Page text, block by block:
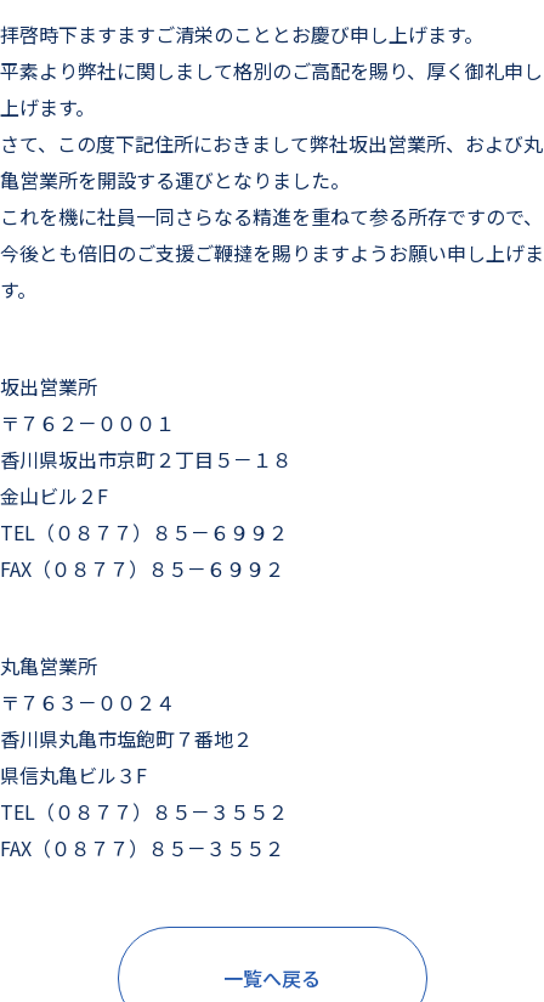
拝啓時下ますますご清栄のこととお慶び申し上げます。
平素より弊社に関しまして格別のご高配を賜り、厚く御礼申し
上げます。
さて、この度下記住所におきまして弊社坂出営業所、および丸
亀営業所を開設する運びとなりました。
これを機に社員一同さらなる精進を重ねて参る所存ですので、
今後とも倍旧のご支援ご鞭撻を賜りますようお願い申し上げま
す。
坂出営業所
〒７６２－０００１
香川県坂出市京町２丁目５－１８
金山ビル２F
TEL（０８７７）８５－６９９２
FAX（０８７７）８５－６９９２
丸亀営業所
〒７６３－００２４
香川県丸亀市塩飽町７番地２
県信丸亀ビル３F
TEL（０８７７）８５－３５５２
FAX（０８７７）８５－３５５２
一覧へ戻る